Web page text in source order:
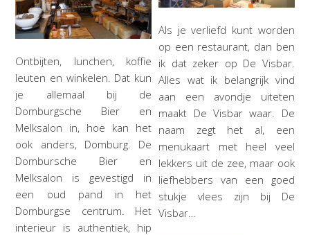
Ontbijten, lunchen, koffie
leuten en winkelen. Dat kun
je allemaal bij de
Domburgsche Bier en
Melksalon in, hoe kan het
ook anders, Domburg. De
Dombursche Bier en
Melksalon is gevestigd in
een oud pand in het
Domburgse centrum. Het
interieur is authentiek, hip
Als je verliefd kunt worden
op een restaurant, dan ben
ik dat zeker op De Visbar.
Alles wat ik belangrijk vind
aan een avondje uiteten
maakt De Visbar waar. De
naam zegt het al, een
menukaart met heel veel
lekkers uit de zee, maar ook
liefhebbers van een goed
stukje vlees zijn bij De
Visbar…